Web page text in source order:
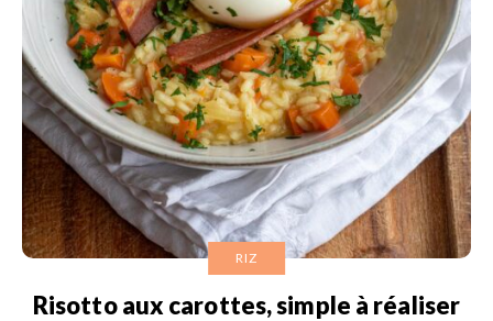
RIZ
Risotto aux carottes, simple à réaliser